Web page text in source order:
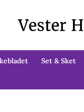
Set & Sket